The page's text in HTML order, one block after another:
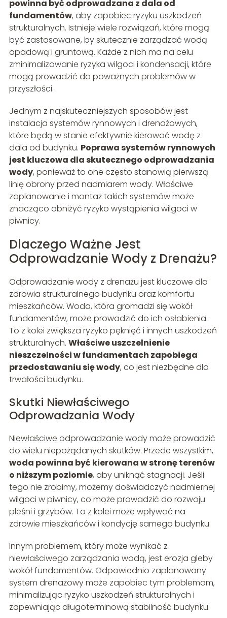
powinna być odprowadzana z dala od
fundamentów, aby zapobiec ryzyku uszkodzeń
strukturalnych. Istnieje wiele rozwiązań, które mogą
być zastosowane, by skutecznie zarządzać wodą
opadową i gruntową. Każde z nich ma na celu
zminimalizowanie ryzyka wilgoci i kondensacji, które
mogą prowadzić do poważnych problemów w
przyszłości.
Jednym z najskuteczniejszych sposobów jest
instalacja systemów rynnowych i drenażowych,
które będą w stanie efektywnie kierować wodę z
dala od budynku. Poprawa systemów rynnowych
jest kluczowa dla skutecznego odprowadzania
wody, ponieważ to one często stanowią pierwszą
linię obrony przed nadmiarem wody. Właściwe
zaplanowanie i montaż takich systemów może
znacząco obniżyć ryzyko wystąpienia wilgoci w
piwnicy.
Dlaczego Ważne Jest
Odprowadzanie Wody z Drenażu?
Odprowadzanie wody z drenażu jest kluczowe dla
zdrowia strukturalnego budynku oraz komfortu
mieszkańców. Woda, która gromadzi się wokół
fundamentów, może prowadzić do ich osłabienia.
To z kolei zwiększa ryzyko pęknięć i innych uszkodzeń
strukturalnych. Właściwe uszczelnienie
nieszczelności w fundamentach zapobiega
przedostawaniu się wody, co jest niezbędne dla
trwałości budynku.
Skutki Niewłaściwego
Odprowadzania Wody
Niewłaściwe odprowadzanie wody może prowadzić
do wielu niepożądanych skutków. Przede wszystkim,
woda powinna być kierowana w stronę terenów
o niższym poziomie, aby uniknąć stagnacji. Jeśli
tego nie zrobimy, możemy doświadczyć nadmiernej
wilgoci w piwnicy, co może prowadzić do rozwoju
pleśni i grzybów. To z kolei może wpływać na
zdrowie mieszkańców i kondycję samego budynku.
Innym problemem, który może wynikać z
niewłaściwego zarządzania wodą, jest erozja gleby
wokół fundamentów. Odpowiednio zaplanowany
system drenażowy może zapobiec tym problemom,
minimalizując ryzyko uszkodzeń strukturalnych i
zapewniając długoterminową stabilność budynku.